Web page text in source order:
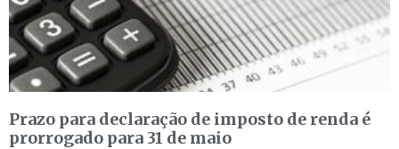
Prazo para declaração de imposto de renda é
prorrogado para 31 de maio